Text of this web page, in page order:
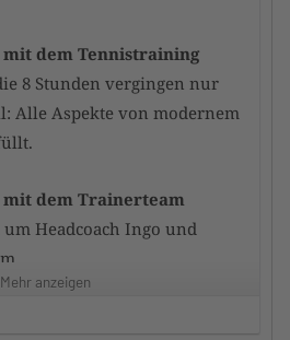
dem Tennistraining
8 Stunden vergingen nur
Alle Aspekte von modernem
dem Trainerteam
Headcoach Ingo und
er waren sehr
uns zu verbessern.
Mehr anzeigen